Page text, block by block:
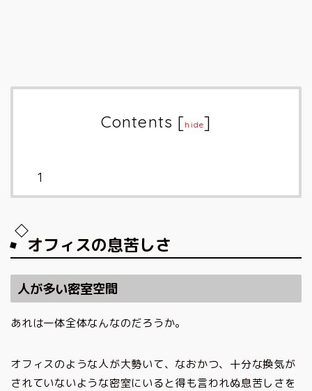
Contents [hide]
オフィスの息苦しさ
人が多い密室空間
あれは一体全体なんなのだろうか。
オフィスのような人が大勢いて、なおかつ、十分な換気が
されていないような密室にいると得も言われぬ息苦しさを